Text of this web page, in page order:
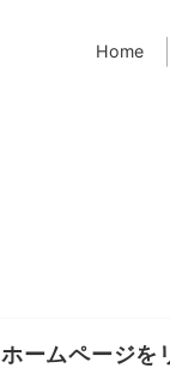
Home
ホームページを